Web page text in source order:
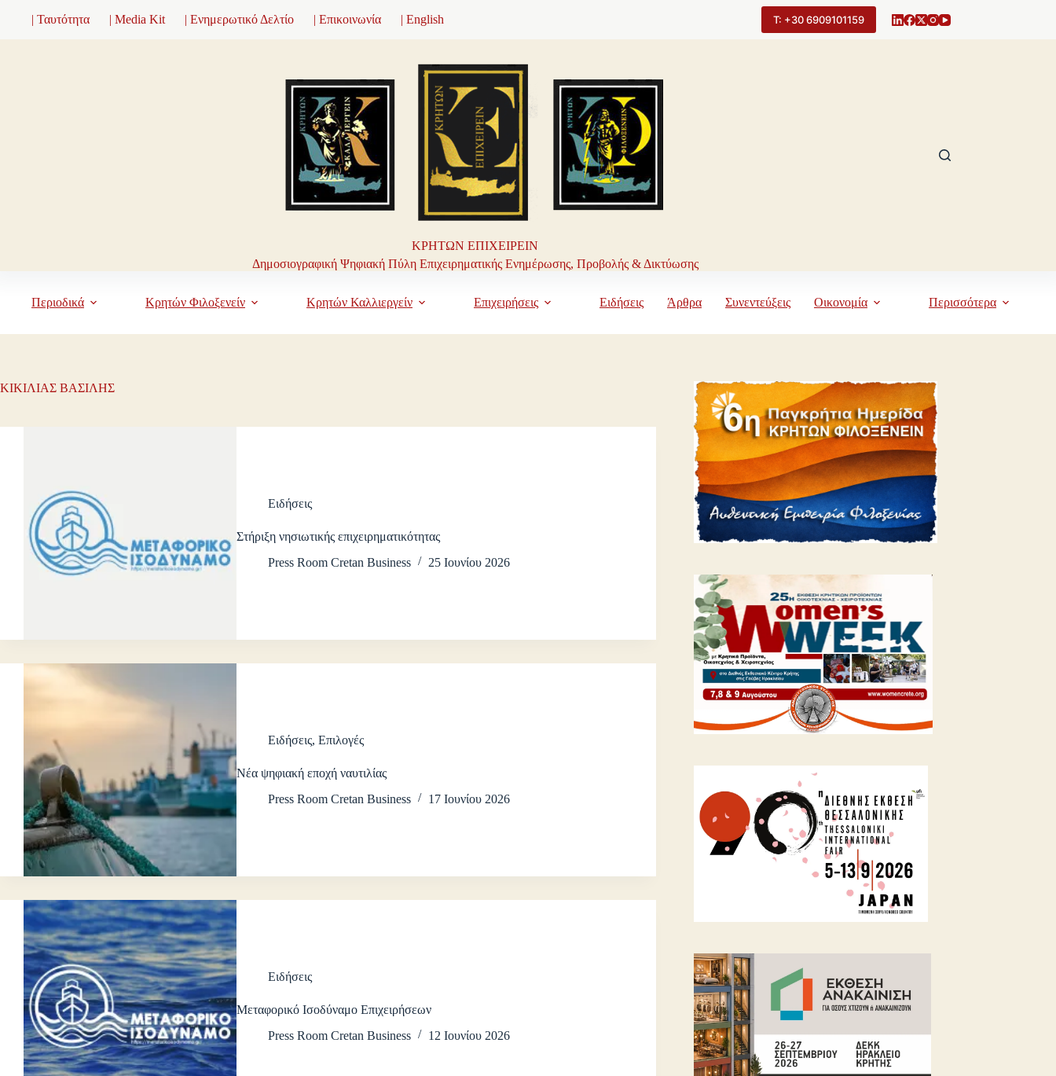
| Ταυτότητα | Media Kit | Ενημερωτικό Δελτίο | Επικοινωνία | English Τ: +30 6909101159
ΚΡΗΤΩΝ ΕΠΙΧΕΙΡΕΙΝ
Δημοσιογραφική Ψηφιακή Πύλη Επιχειρηματικής Ενημέρωσης, Προβολής & Δικτύωσης
Περιοδικά Κρητών Φιλοξενείν Κρητών Καλλιεργείν Επιχειρήσεις Ειδήσεις Άρθρα Συνεντεύξεις Οικονομία Περισσότερα
ΚΙΚΙΛΙΑΣ ΒΑΣΙΛΗΣ
Ειδήσεις
Στήριξη νησιωτικής επιχειρηματικότητας
Press Room Cretan Business
25 Ιουνίου 2026
Ειδήσεις,Επιλογές
Νέα ψηφιακή εποχή ναυτιλίας
Press Room Cretan Business
17 Ιουνίου 2026
Ειδήσεις
Μεταφορικό Ισοδύναμο Επιχειρήσεων
Press Room Cretan Business
12 Ιουνίου 2026